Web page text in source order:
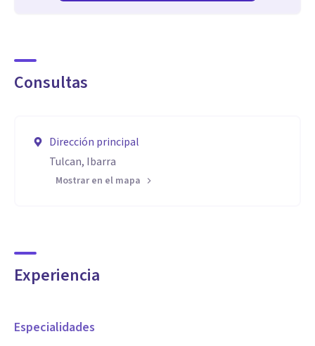
Consultas
Dirección principal
Tulcan, Ibarra
Mostrar en el mapa
Experiencia
Especialidades